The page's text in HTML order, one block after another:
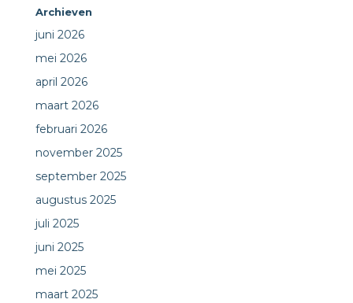
Archieven
juni 2026
mei 2026
april 2026
maart 2026
februari 2026
november 2025
september 2025
augustus 2025
juli 2025
juni 2025
mei 2025
maart 2025